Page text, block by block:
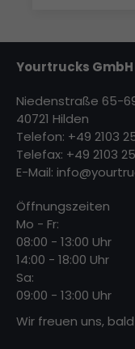
Yourtrucks GmbH
Niedenstraße 65-
40721 Hilden
Telefon: +49 2103
Telefax: +49 2103
E-Mail:
Öffnungszeiten
Mo - Fr:
08:00 - 13:00 Uhr
14:00 - 18:00 Uhr
Sa:
09:00 - 13:00 Uhr
Wir freuen uns,